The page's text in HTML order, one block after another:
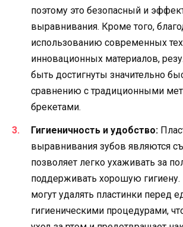
поэтому это безопасный и
выравнивания. Кроме того,
использованию современных
инновационных материалов,
быть достигнуты значительно
сравнению с традиционными
брекетами.
Гигиеничность и удобство:
выравнивания зубов являются
позволяет легко ухаживать за
поддерживать хорошую
могут удалять пластинки перед
гигиеническими процедурами,